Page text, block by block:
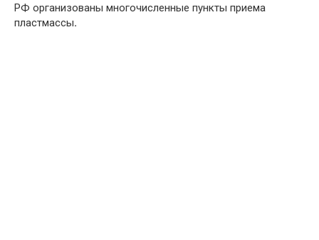
РФ организованы многочисленные пункты приема
пластмассы.